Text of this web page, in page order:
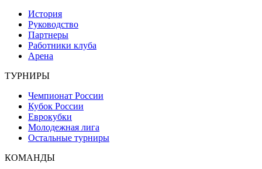
История
Руководство
Партнеры
Работники клуба
Арена
ТУРНИРЫ
Чемпионат России
Кубок России
Еврокубки
Молодежная лига
Остальные турниры
КОМАНДЫ